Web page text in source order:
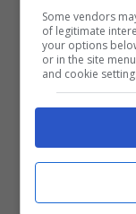
Rolando
tempo e
derivate a
soprattutto
confermarlo
Some vendors
of legitimate
your options
or in the site
and cookie